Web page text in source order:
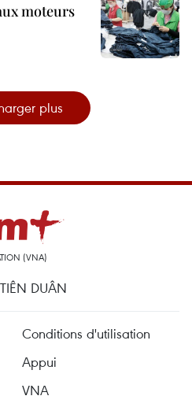
moteurs
plus
(VNA)
DUÂN
Conditions d'utilisation
Appui
VNA